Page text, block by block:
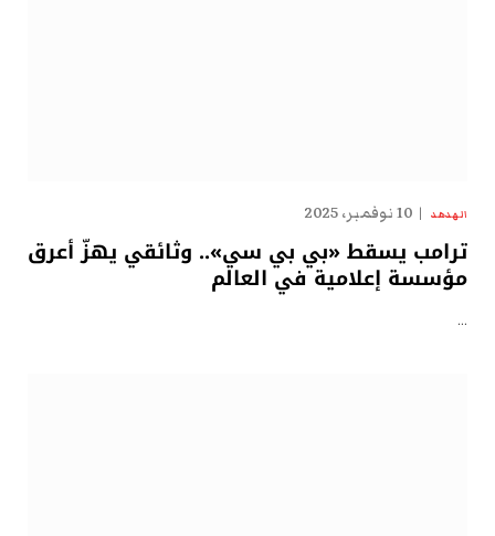
الهدهد 10 نوفمبر، 2025
ترامب يسقط «بي بي سي».. وثائقي يهزّ أعرق
مؤسسة إعلامية في العالم
…